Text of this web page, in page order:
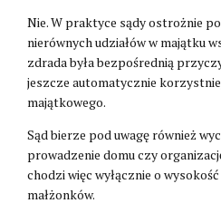
Nie. W praktyce sądy ostrożnie
nierównych udziałów w majątku
zdrada była bezpośrednią
jeszcze automatycznie
majątkowego.
Sąd bierze pod uwagę również
prowadzenie domu czy
chodzi więc wyłącznie o
małżonków.